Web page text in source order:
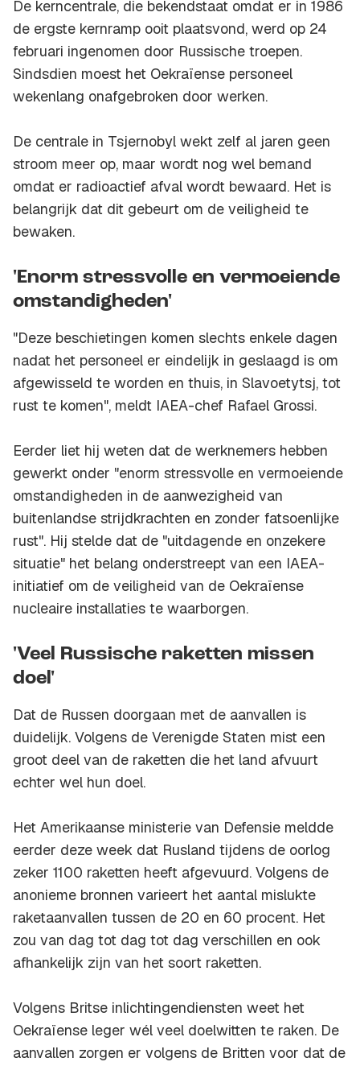
De kerncentrale, die bekendstaat omdat er in 1986
de ergste kernramp ooit plaatsvond, werd op 24
februari ingenomen door Russische troepen.
Sindsdien moest het Oekraïense personeel
wekenlang onafgebroken door werken.
De centrale in Tsjernobyl wekt zelf al jaren geen
stroom meer op, maar wordt nog wel bemand
omdat er radioactief afval wordt bewaard. Het is
belangrijk dat dit gebeurt om de veiligheid te
bewaken.
'Enorm stressvolle en vermoeiende
omstandigheden'
"Deze beschietingen komen slechts enkele dagen
nadat het personeel er eindelijk in geslaagd is om
afgewisseld te worden en thuis, in Slavoetytsj, tot
rust te komen", meldt IAEA-chef Rafael Grossi.
Eerder liet hij weten dat de werknemers hebben
gewerkt onder "enorm stressvolle en vermoeiende
omstandigheden in de aanwezigheid van
buitenlandse strijdkrachten en zonder fatsoenlijke
rust". Hij stelde dat de "uitdagende en onzekere
situatie" het belang onderstreept van een IAEA-
initiatief om de veiligheid van de Oekraïense
nucleaire installaties te waarborgen.
'Veel Russische raketten missen
doel'
Dat de Russen doorgaan met de aanvallen is
duidelijk. Volgens de Verenigde Staten mist een
groot deel van de raketten die het land afvuurt
echter wel hun doel.
Het Amerikaanse ministerie van Defensie meldde
eerder deze week dat Rusland tijdens de oorlog
zeker 1100 raketten heeft afgevuurd. Volgens de
anonieme bronnen varieert het aantal mislukte
raketaanvallen tussen de 20 en 60 procent. Het
zou van dag tot dag tot dag verschillen en ook
afhankelijk zijn van het soort raketten.
Volgens Britse inlichtingendiensten weet het
Oekraïense leger wél veel doelwitten te raken. De
aanvallen zorgen er volgens de Britten voor dat de